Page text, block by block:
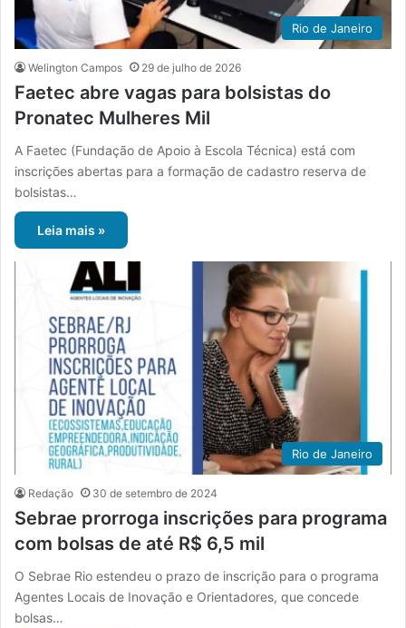
Rio de Janeiro
Welington Campos 29 de julho de 2026
Faetec abre vagas para bolsistas do
Pronatec Mulheres Mil
A Faetec (Fundação de Apoio à Escola Técnica) está com
inscrições abertas para a formação de cadastro reserva de
bolsistas…
Leia mais »
Rio de Janeiro
Redação 30 de setembro de 2024
Sebrae prorroga inscrições para programa
com bolsas de até R$ 6,5 mil
O Sebrae Rio estendeu o prazo de inscrição para o programa
Agentes Locais de Inovação e Orientadores, que concede
bolsas…